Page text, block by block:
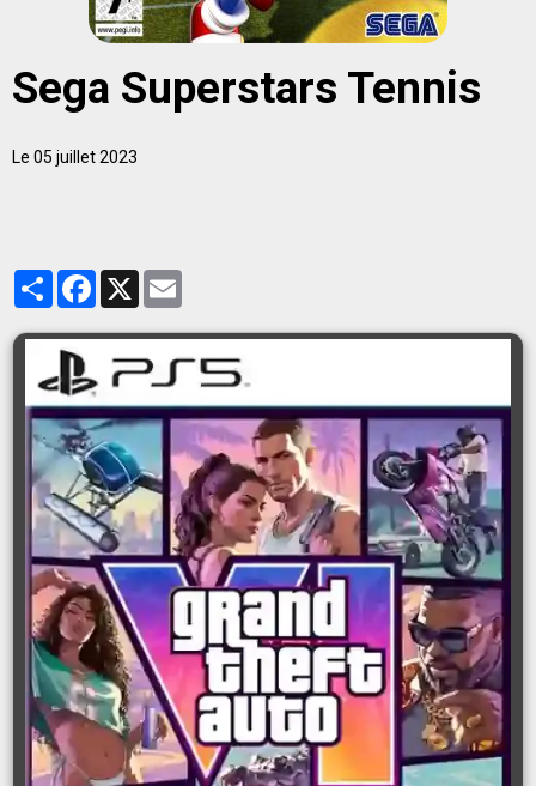
Sega Superstars Tennis
Le 05 juillet 2023
PartagerFacebook
X